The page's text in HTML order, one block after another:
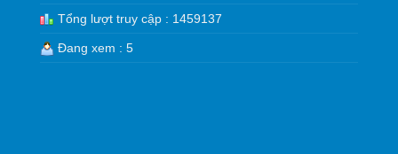
Tổng lượt truy cập : 1459137
Đang xem : 5